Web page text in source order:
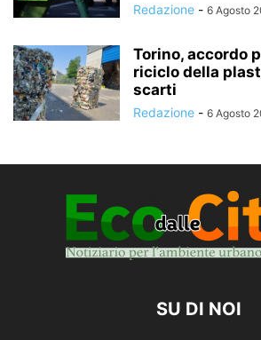
Redazione - 6 Agosto
Torino, accordo
riciclo della
scarti
Redazione - 6 Agosto
SU DI NOI